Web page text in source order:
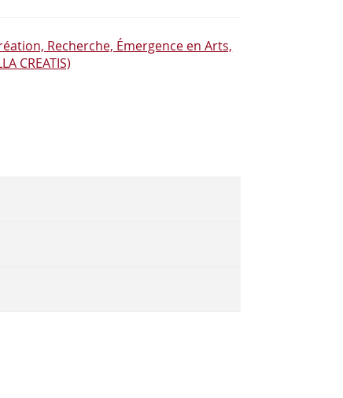
Recherche, Émergence en Arts,
CREATIS)